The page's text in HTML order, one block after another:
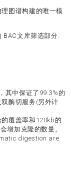
图谱构建的唯一模
BAC文库筛选部分.
其中保证了99.3%的
酶切服务(另外计
覆盖率和120kb的
增加克隆的数量。
digestion are